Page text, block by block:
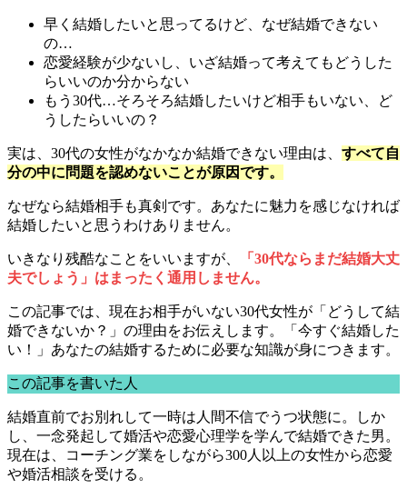
早く結婚したいと思ってるけど、なぜ結婚できない
の…
恋愛経験が少ないし、いざ結婚って考えてもどうした
らいいのか分からない
もう30代…そろそろ結婚したいけど相手もいない、ど
うしたらいいの？
実は、30代の女性がなかなか結婚できない理由は、 すべて自
分の中に問題を認めないことが原因です。
なぜなら結婚相手も真剣です。あなたに魅力を感じなければ
結婚したいと思うわけありません。
いきなり残酷なことをいいますが、
「30代ならまだ結婚大丈
夫でしょう」はまったく通用しません。
この記事では、 現在お相手がいない30代女性が「どうして結
婚できないか？」の理由をお伝えします。「今すぐ結婚した
い！」あなたの結婚するために必要な知識が身につきます。
この記事を書いた人
結婚直前でお別れして一時は人間不信でうつ状態に。しか
し、一念発起して婚活や恋愛心理学を学んで結婚できた男。
現在は、コーチング業をしながら300人以上の女性から恋愛
や婚活相談を受ける。